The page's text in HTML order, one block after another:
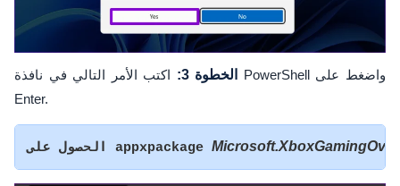
الخطوة 3:
اكتب الأمر التالي في نافذة PowerShell واضغط على
Enter.
الحصول على appxpackage